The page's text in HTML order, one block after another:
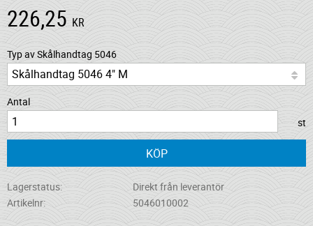
226,25 KR
Typ av Skålhandtag 5046
Antal
st
KÖP
Lagerstatus
Direkt från leverantör
Artikelnr
5046010002